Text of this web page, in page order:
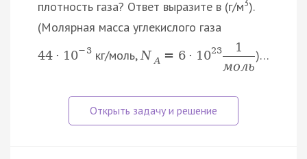
плотность газа? Ответ выразите в (г/м3).
(Молярная масса углекислого газа
44 · 10− 3кг/моль,N A = 6 · 1023
1
моль
)…